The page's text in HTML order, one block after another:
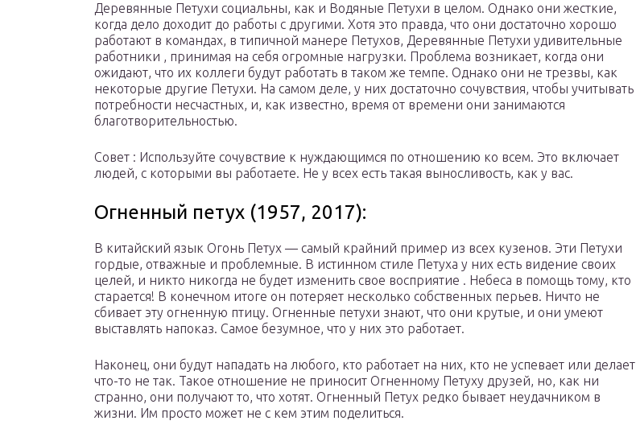
Деревянные Петухи социальны, как и Водяные Петухи в целом. Однако они жесткие,
когда дело доходит до работы с другими. Хотя это правда, что они достаточно хорошо
работают в командах, в типичной манере Петухов, Деревянные Петухи удивительные
работники , принимая на себя огромные нагрузки. Проблема возникает, когда они
ожидают, что их коллеги будут работать в таком же темпе. Однако они не трезвы, как
некоторые другие Петухи. На самом деле, у них достаточно сочувствия, чтобы учитывать
потребности несчастных, и, как известно, время от времени они занимаются
благотворительностью.
Совет : Используйте сочувствие к нуждающимся по отношению ко всем. Это включает
людей, с которыми вы работаете. Не у всех есть такая выносливость, как у вас.
Огненный петух (1957, 2017):
В китайский язык Огонь Петух — самый крайний пример из всех кузенов. Эти Петухи
гордые, отважные и проблемные. В истинном стиле Петуха у них есть видение своих
целей, и никто никогда не будет изменить свое восприятие . Небеса в помощь тому, кто
старается! В конечном итоге он потеряет несколько собственных перьев. Ничто не
сбивает эту огненную птицу. Огненные петухи знают, что они крутые, и они умеют
выставлять напоказ. Самое безумное, что у них это работает.
Наконец, они будут нападать на любого, кто работает на них, кто не успевает или делает
что-то не так. Такое отношение не приносит Огненному Петуху друзей, но, как ни
странно, они получают то, что хотят. Огненный Петух редко бывает неудачником в
жизни. Им просто может не с кем этим поделиться.